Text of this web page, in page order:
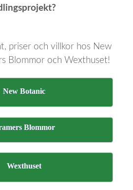
priser och villkor hos New
Blommor och Wexthuset!
New Botanic
Blommor
Wexthuset